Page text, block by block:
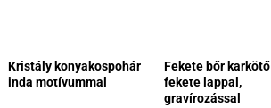
Kristály konyakospohár
inda motívummal
Fekete bőr karkötő
fekete lappal,
gravírozással